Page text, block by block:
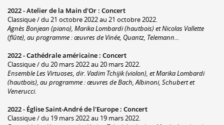
2022 -Atelier de la Main d'Or : Concert
Classique / du 21 octobre 2022 au 21 octobre 2022.
Agnès Bonjean (piano), Marika Lombardi (hautbois) et Nicolas Vallette
(flûte), au programme : œuvres de Vinée, Quantz, Telemann...
2022 -Cathédrale américaine : Concert
Classique / du 20 mars 2022 au 20 mars 2022.
Ensemble Les Virtuoses, dir. Vadim Tchijik (violon), et Marika Lombardi
(hautbois), au programme : œuvres de Bach, Albinoni, Schubert et
Venerucci.
2022 - Église Saint-André de l'Europe : Concert
Classique / du 19 mars 2022 au 19 mars 2022.